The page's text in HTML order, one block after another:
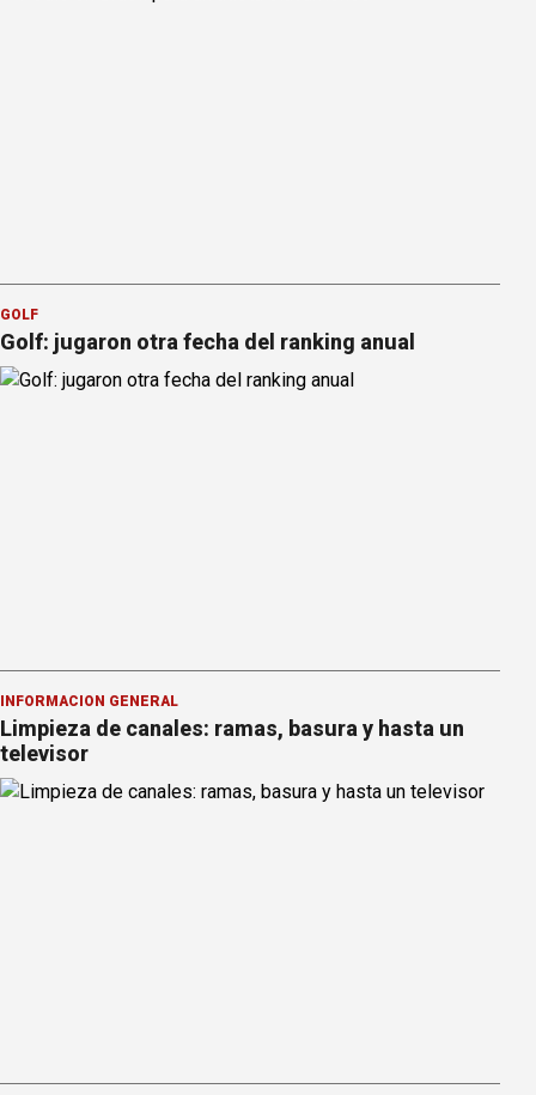
GOLF
Golf: jugaron otra fecha del ranking anual
INFORMACION GENERAL
Limpieza de canales: ramas, basura y hasta un
televisor